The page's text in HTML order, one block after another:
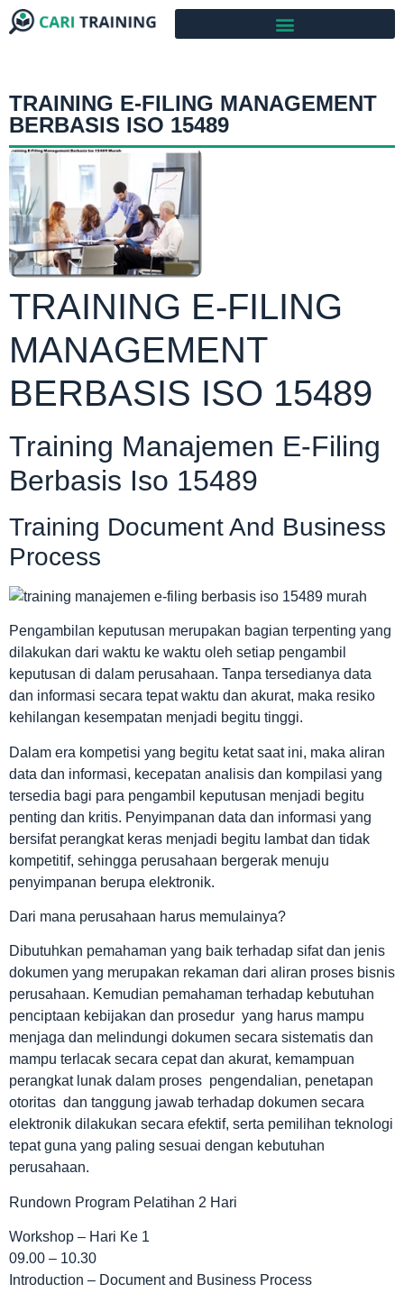
TRAINING E-FILING MANAGEMENT
BERBASIS ISO 15489
TRAINING E-FILING
MANAGEMENT
BERBASIS ISO 15489
Training Manajemen E-Filing
Berbasis Iso 15489
Training Document And Business
Process
Pengambilan keputusan merupakan bagian terpenting yang
dilakukan dari waktu ke waktu oleh setiap pengambil
keputusan di dalam perusahaan. Tanpa tersedianya data
dan informasi secara tepat waktu dan akurat, maka resiko
kehilangan kesempatan menjadi begitu tinggi.
Dalam era kompetisi yang begitu ketat saat ini, maka aliran
data dan informasi, kecepatan analisis dan kompilasi yang
tersedia bagi para pengambil keputusan menjadi begitu
penting dan kritis. Penyimpanan data dan informasi yang
bersifat perangkat keras menjadi begitu lambat dan tidak
kompetitif, sehingga perusahaan bergerak menuju
penyimpanan berupa elektronik.
Dari mana perusahaan harus memulainya?
Dibutuhkan pemahaman yang baik terhadap sifat dan jenis
dokumen yang merupakan rekaman dari aliran proses bisnis
perusahaan. Kemudian pemahaman terhadap kebutuhan
penciptaan kebijakan dan prosedur yang harus mampu
menjaga dan melindungi dokumen secara sistematis dan
mampu terlacak secara cepat dan akurat, kemampuan
perangkat lunak dalam proses pengendalian, penetapan
otoritas dan tanggung jawab terhadap dokumen secara
elektronik dilakukan secara efektif, serta pemilihan teknologi
tepat guna yang paling sesuai dengan kebutuhan
perusahaan.
Rundown Program Pelatihan 2 Hari
Workshop – Hari Ke 1
09.00 – 10.30
Introduction – Document and Business Process